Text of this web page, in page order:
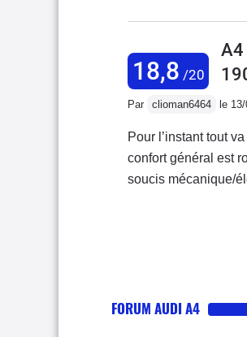
18,8 /20
A4
Par clioman6464 le
Pour l’instant tout
confort général est
soucis mécanique/
FORUM AUDI A4